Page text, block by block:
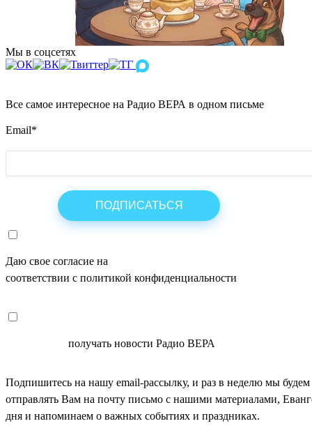
Мы в соцсетях
Все самое интересное на Радио ВЕРА в одном письме
Email*
Даю свое согласие на
соответствии с политикой конфиденциальности
получать новости Радио ВЕРА
Подпишитесь на нашу email-рассылку, и раз в неделю мы будем
отправлять Вам на почту письмо с нашими материалами,
дня и напоминаем о важных событиях и праздниках.